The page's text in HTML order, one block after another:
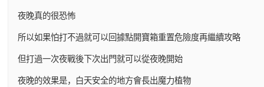
夜晚真的很恐怖
所以如果怕打不過就可以回據點開寶箱重置危險度再繼續攻略
但打過一次夜戰後下次出門就可以從夜晚開始
夜晚的效果是，白天安全的地方會長出魔力植物